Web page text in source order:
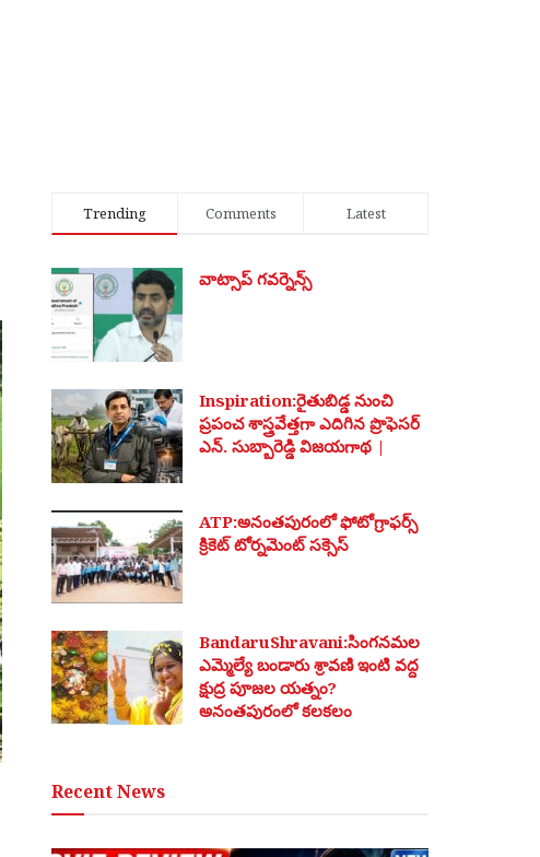
Trending Comments Latest
వాట్సాప్ గవర్నెన్స్
Inspiration:రైతుబిడ్డ నుంచి
ప్రపంచ శాస్త్రవేత్తగా ఎదిగిన ప్రొఫెసర్
ఎన్. సుబ్బారెడ్డి విజయగాథ |
ATP:అనంతపురంలో ఫోటోగ్రాఫర్స్
క్రికెట్ టోర్నమెంట్ సక్సెస్
BandaruShravani:సింగనమల
ఎమ్మెల్యే బండారు శ్రావణి ఇంటి వద్ద
క్షుద్ర పూజల యత్నం?
అనంతపురంలో కలకలం
Recent News